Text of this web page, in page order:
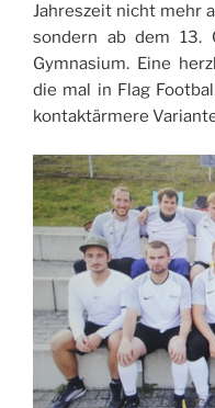
Jahreszeit nicht mehr
sondern ab dem 13.
Gymnasium. Eine
die mal in Flag
kontaktärmere